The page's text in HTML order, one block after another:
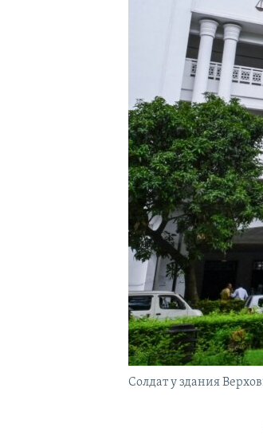
Солдат у здания